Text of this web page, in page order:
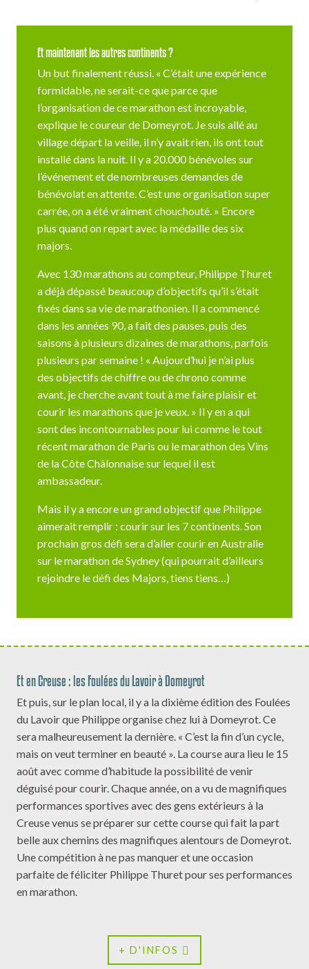
Et maintenant les autres continents ?
Un but finalement réussi. « C’était une expérience
formidable, ne serait-ce que parce que
l’organisation de ce marathon est incroyable,
explique le coureur de Domeyrot. Je suis allé au
village départ la veille, il n’y avait rien, ils ont tout
installé dans la nuit. Il y a 20.000 bénévoles sur
l’événement et de nombreuses demandes de
bénévolat en attente. C’est une organisation super
carrée, on a été vraiment chouchouté. » Encore
plus quand on repart avec la médaille des six
majors.
Avec 130 marathons au compteur, Philippe Thuret
a déjà dépassé beaucoup d’objectifs qu’il s’était
fixés dans sa vie de marathonien. Il a commencé
dans les années 90, a fait des pauses, puis des
saisons à plusieurs dizaines de marathons, parfois
plusieurs par semaine ! « Aujourd’hui je n’ai plus
des objectifs de chiffre ou de chrono comme
avant, je cherche avant tout à me faire plaisir et
courir les marathons que je veux. » Il y en a qui
sont des incontournables pour lui comme le tout
récent marathon de Paris ou le marathon des Vins
de la Côte Châlonnaise sur lequel il est
ambassadeur.
Mais il y a encore un grand objectif que Philippe
aimerait remplir : courir sur les 7 continents. Son
prochain gros défi sera d’aller courir en Australie
sur le marathon de Sydney (qui pourrait d’ailleurs
rejoindre le défi des Majors, tiens tiens…)
Et en Creuse : les Foulées du Lavoir à Domeyrot
Et puis, sur le plan local, il y a la dixième édition des Foulées
du Lavoir que Philippe organise chez lui à Domeyrot. Ce
sera malheureusement la dernière. « C’est la fin d’un cycle,
mais on veut terminer en beauté ». La course aura lieu le 15
août avec comme d’habitude la possibilité de venir
déguisé pour courir. Chaque année, on a vu de magnifiques
performances sportives avec des gens extérieurs à la
Creuse venus se préparer sur cette course qui fait la part
belle aux chemins des magnifiques alentours de Domeyrot.
Une compétition à ne pas manquer et une occasion
parfaite de féliciter Philippe Thuret pour ses performances
en marathon.
+ D'INFOS